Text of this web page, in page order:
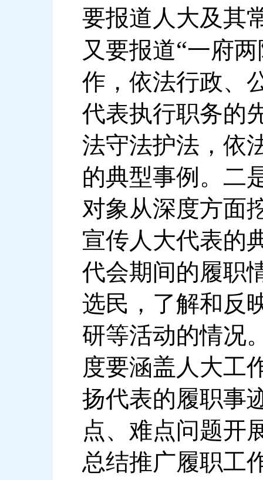
要报道人大及其
又要报道“一府
作，依法行政、
代表执行职务的
法守法护法，依
的典型事例。二
对象从深度方面
宣传人大代表的
代会期间的履职
选民，了解和反
研等活动的情况
度要涵盖人大工
扬代表的履职事
点、难点问题开
总结推广履职工